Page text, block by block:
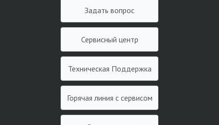
Задать вопрос
Сервисный центр
Техническая Поддержка
Горячая линия с сервисом